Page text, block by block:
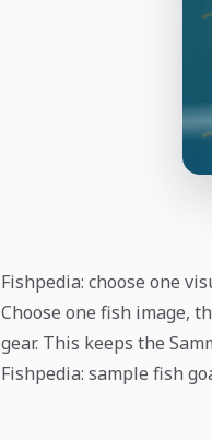
Fishpedia: choose one
Choose one fish image,
gear. This keeps the
Fishpedia: sample fish